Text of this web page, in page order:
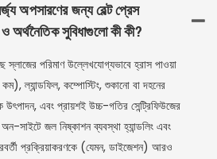
অপসারণের জন্য বেল্ট প্রেস
অর্থনৈতিক সুবিধাগুলো কী কী?
স্লাজের পরিমাণ উল্লেখযোগ্যভাবে হ্রাস পাওয়া
ল্যান্ডফিল, কম্পোস্টিং, শুকানো বা দহনের
এবং প্রায়শই উচ্চ-গতির সেন্ট্রিফিউজের
সাইটে জল নিষ্কাশন ব্যবস্থা হ্যান্ডলিং এবং
প্রক্রিয়াকরণকে (যেমন, ডাইজেশন) আরও